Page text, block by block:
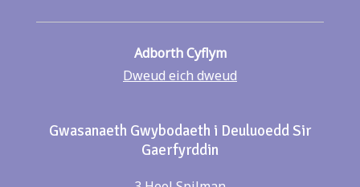
Adborth Cyflym
Dweud eich dweud
Gwasanaeth Gwybodaeth i Deuluoedd Sir
Gaerfyrddin